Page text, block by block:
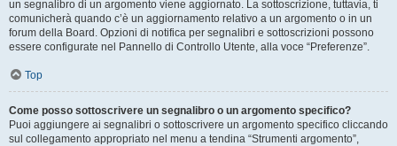
un segnalibro di un argomento viene aggiornato. La sottoscrizione, tuttavia, ti
comunicherà quando c’è un aggiornamento relativo a un argomento o in un
forum della Board. Opzioni di notifica per segnalibri e sottoscrizioni possono
essere configurate nel Pannello di Controllo Utente, alla voce “Preferenze”.
Top
Come posso sottoscrivere un segnalibro o un argomento specifico?
Puoi aggiungere ai segnalibri o sottoscrivere un argomento specifico cliccando
sul collegamento appropriato nel menu a tendina “Strumenti argomento”,